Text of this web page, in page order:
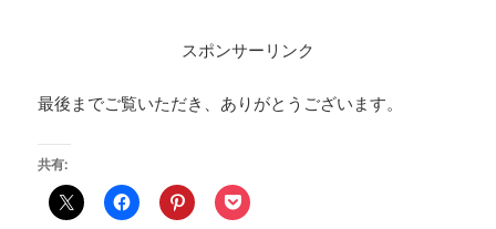
スポンサーリンク
最後までご覧いただき、ありがとうございます。
共有: